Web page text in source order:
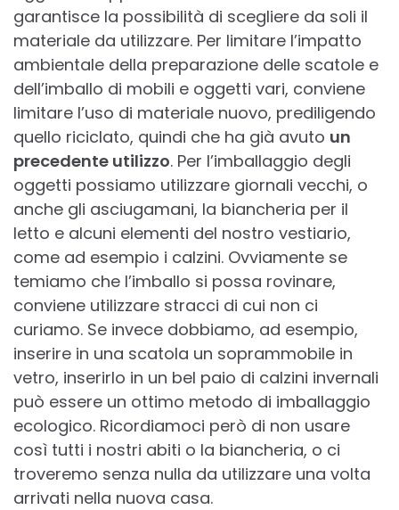
garantisce la possibilità di scegliere da soli il
materiale da utilizzare. Per limitare l’impatto
ambientale della preparazione delle scatole e
dell’imballo di mobili e oggetti vari, conviene
limitare l’uso di materiale nuovo, prediligendo
quello riciclato, quindi che ha già avuto un
precedente utilizzo. Per l’imballaggio degli
oggetti possiamo utilizzare giornali vecchi, o
anche gli asciugamani, la biancheria per il
letto e alcuni elementi del nostro vestiario,
come ad esempio i calzini. Ovviamente se
temiamo che l’imballo si possa rovinare,
conviene utilizzare stracci di cui non ci
curiamo. Se invece dobbiamo, ad esempio,
inserire in una scatola un soprammobile in
vetro, inserirlo in un bel paio di calzini invernali
può essere un ottimo metodo di imballaggio
ecologico. Ricordiamoci però di non usare
così tutti i nostri abiti o la biancheria, o ci
troveremo senza nulla da utilizzare una volta
arrivati nella nuova casa.